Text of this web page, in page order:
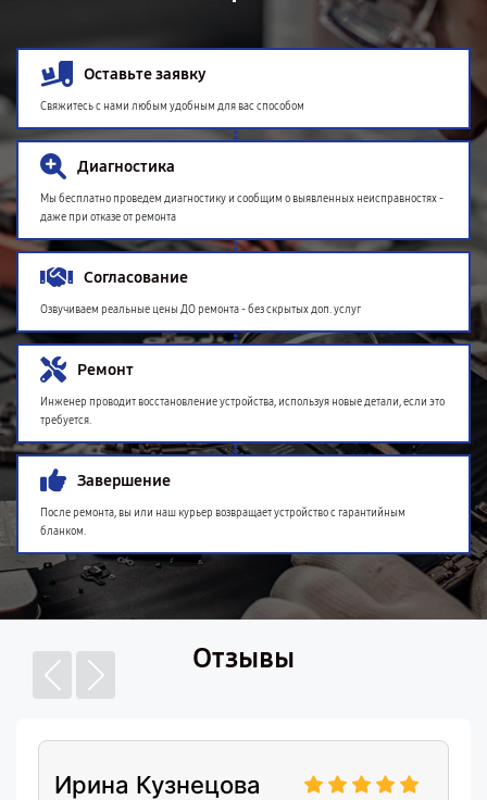
Оставьте заявку
Свяжитесь с нами любым удобным для вас способом
Диагностика
Мы бесплатно проведем диагностику и сообщим о выявленных неисправностях -
даже при отказе от ремонта
Согласование
Озвучиваем реальные цены ДО ремонта - без скрытых доп. услуг
Ремонт
Инженер проводит восстановление устройства, используя новые детали, если это
требуется.
Завершение
После ремонта, вы или наш курьер возвращает устройство с гарантийным
бланком.
Отзывы
Ирина Кузнецова